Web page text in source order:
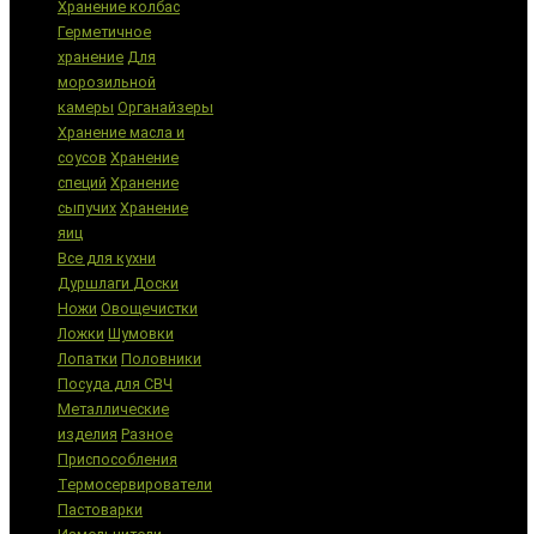
Хранение колбас
Герметичное
хранение Для
морозильной
камеры Органайзеры
Хранение масла и
соусов Хранение
специй Хранение
сыпучих Хранение
яиц
Все для кухни
Дуршлаги Доски
Ножи Овощечистки
Ложки Шумовки
Лопатки Половники
Посуда для СВЧ
Металлические
изделия Разное
Приспособления
Термосервирователи
Пастоварки